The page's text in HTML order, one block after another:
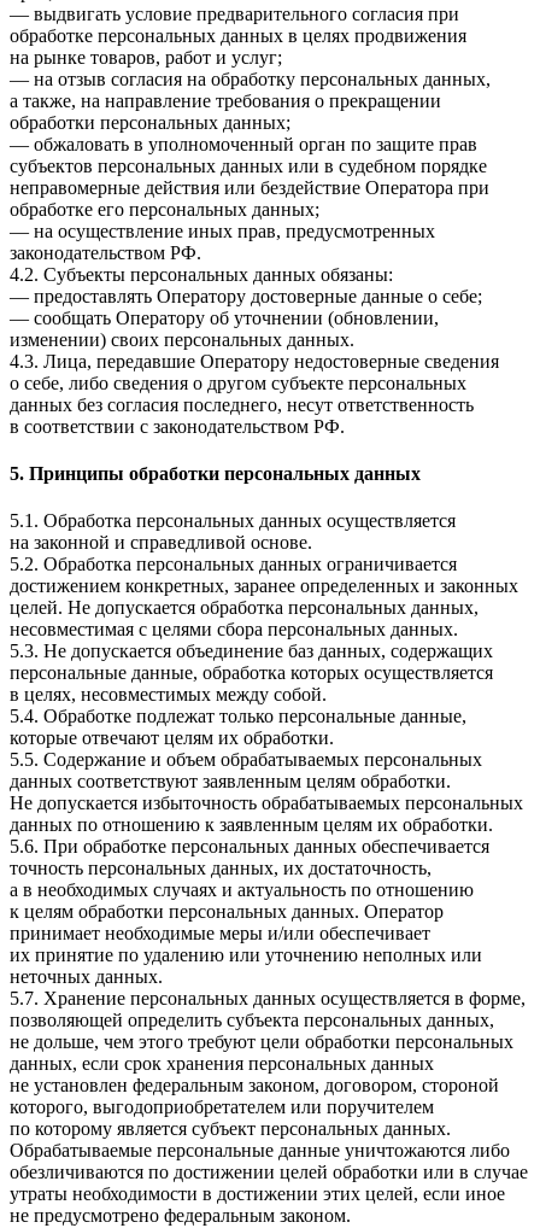
— выдвигать условие предварительного согласия при
обработке персональных данных в целях продвижения
на рынке товаров, работ и услуг;
— на отзыв согласия на обработку персональных данных,
а также, на направление требования о прекращении
обработки персональных данных;
— обжаловать в уполномоченный орган по защите прав
субъектов персональных данных или в судебном порядке
неправомерные действия или бездействие Оператора при
обработке его персональных данных;
— на осуществление иных прав, предусмотренных
законодательством РФ.
4.2. Субъекты персональных данных обязаны:
— предоставлять Оператору достоверные данные о себе;
— сообщать Оператору об уточнении (обновлении,
изменении) своих персональных данных.
4.3. Лица, передавшие Оператору недостоверные сведения
о себе, либо сведения о другом субъекте персональных
данных без согласия последнего, несут ответственность
в соответствии с законодательством РФ.
5. Принципы обработки персональных данных
5.1. Обработка персональных данных осуществляется
на законной и справедливой основе.
5.2. Обработка персональных данных ограничивается
достижением конкретных, заранее определенных и законных
целей. Не допускается обработка персональных данных,
несовместимая с целями сбора персональных данных.
5.3. Не допускается объединение баз данных, содержащих
персональные данные, обработка которых осуществляется
в целях, несовместимых между собой.
5.4. Обработке подлежат только персональные данные,
которые отвечают целям их обработки.
5.5. Содержание и объем обрабатываемых персональных
данных соответствуют заявленным целям обработки.
Не допускается избыточность обрабатываемых персональных
данных по отношению к заявленным целям их обработки.
5.6. При обработке персональных данных обеспечивается
точность персональных данных, их достаточность,
а в необходимых случаях и актуальность по отношению
к целям обработки персональных данных. Оператор
принимает необходимые меры и/или обеспечивает
их принятие по удалению или уточнению неполных или
неточных данных.
5.7. Хранение персональных данных осуществляется в форме,
позволяющей определить субъекта персональных данных,
не дольше, чем этого требуют цели обработки персональных
данных, если срок хранения персональных данных
не установлен федеральным законом, договором, стороной
которого, выгодоприобретателем или поручителем
по которому является субъект персональных данных.
Обрабатываемые персональные данные уничтожаются либо
обезличиваются по достижении целей обработки или в случае
утраты необходимости в достижении этих целей, если иное
не предусмотрено федеральным законом.